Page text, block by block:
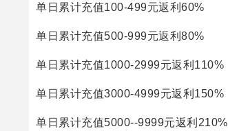
单日累计充值100-499元返利60%
单日累计充值500-999元返利80%
单日累计充值1000-2999元返利110%
单日累计充值3000-4999元返利150%
单日累计充值5000--9999元返利210%